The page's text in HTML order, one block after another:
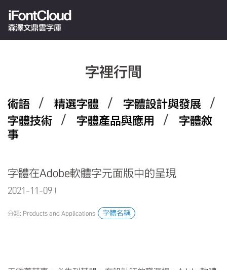
iFontCloud
森澤文鼎雲字庫
字裡行間
術語 / 精選字體 / 字體設計與發展 /
字體技術 / 字體產品與應用 /
字體敘
事
字體在Adobe軟體字元面版中的呈現
2021-11-09 09:58:03.0
分類: Products and Applications 字體名稱